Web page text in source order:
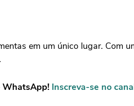
em um único lugar. Com
WhatsApp! Inscreva-se no